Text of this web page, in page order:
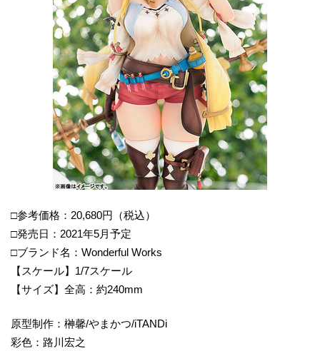
□参考価格：20,680円（税込）
□発売日：2021年5月予定
□ブランド名：Wonderful Works
【スケール】1/7スケール
【サイズ】全高：約240mm
原型制作：榊馨/やまかつ/iTANDi
彩色：路川宏之